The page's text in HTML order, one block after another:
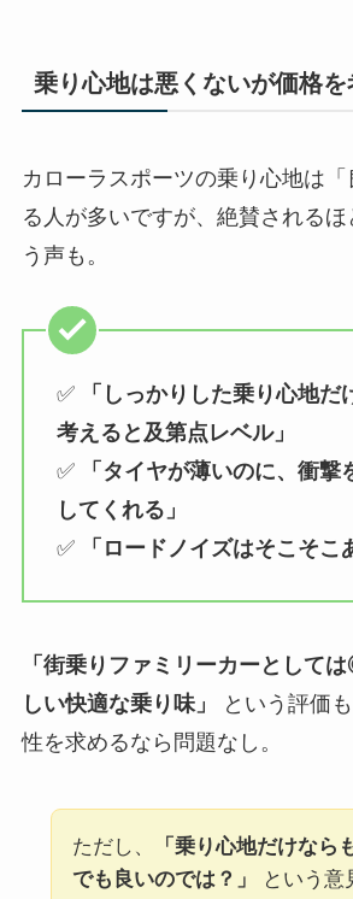
乗り心地は悪くないが価格を
カローラスポーツの乗り心地は
る人が多いですが、絶賛される
う声も。
✅
「しっかりした乗り心地だ
考えると及第点レベル」
✅
「タイヤが薄いのに、衝撃
してくれる」
✅
「ロードノイズはそこそこ
「街乗りファミリーカーとして
しい快適な乗り味」
という評価
性を求めるなら問題なし。
ただし、
「乗り心地だけなら
でも良いのでは？」
という意